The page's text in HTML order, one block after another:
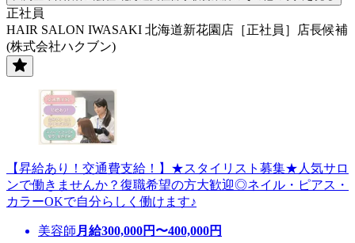
正社員
HAIR SALON IWASAKI 北海道新花園店［正社員］店長候補
(株式会社ハクブン)
【昇給あり！交通費支給！】★スタイリスト募集★人気サロ
ンで働きませんか？復職希望の方大歓迎◎ネイル・ピアス・
カラーOKで自分らしく働けます♪
美容師 月給300,000円〜400,000円